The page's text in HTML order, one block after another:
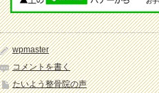
wpmaster
コメントを書く
たいよう整骨院の声